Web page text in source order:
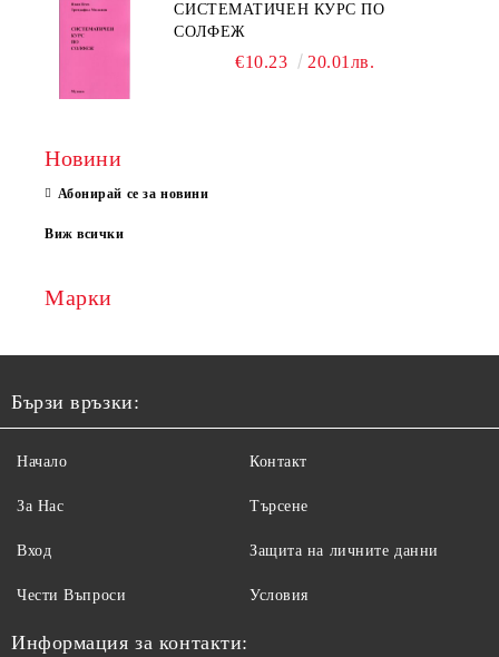
СИСТЕМАТИЧЕН КУРС ПО
СОЛФЕЖ
€10.23 20.01лв.
Новини
Абонирай се за новини
Виж всички
Марки
Бързи връзки:
Начало
За Нас
Вход
Чести Въпроси
Контакт
Търсене
Защита на личните данни
Условия
Информация за контакти: